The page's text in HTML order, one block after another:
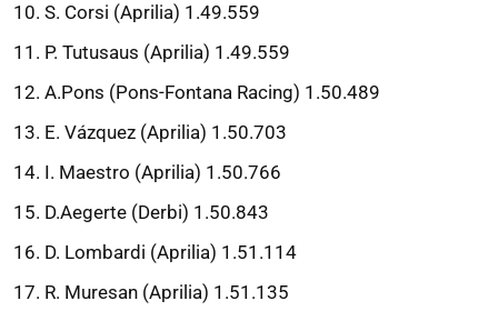
S. Corsi (Aprilia) 1.49.559
P. Tutusaus (Aprilia) 1.49.559
A.Pons (Pons-Fontana Racing) 1.50.489
E. Vázquez (Aprilia) 1.50.703
I. Maestro (Aprilia) 1.50.766
D.Aegerte (Derbi) 1.50.843
D. Lombardi (Aprilia) 1.51.114
R. Muresan (Aprilia) 1.51.135